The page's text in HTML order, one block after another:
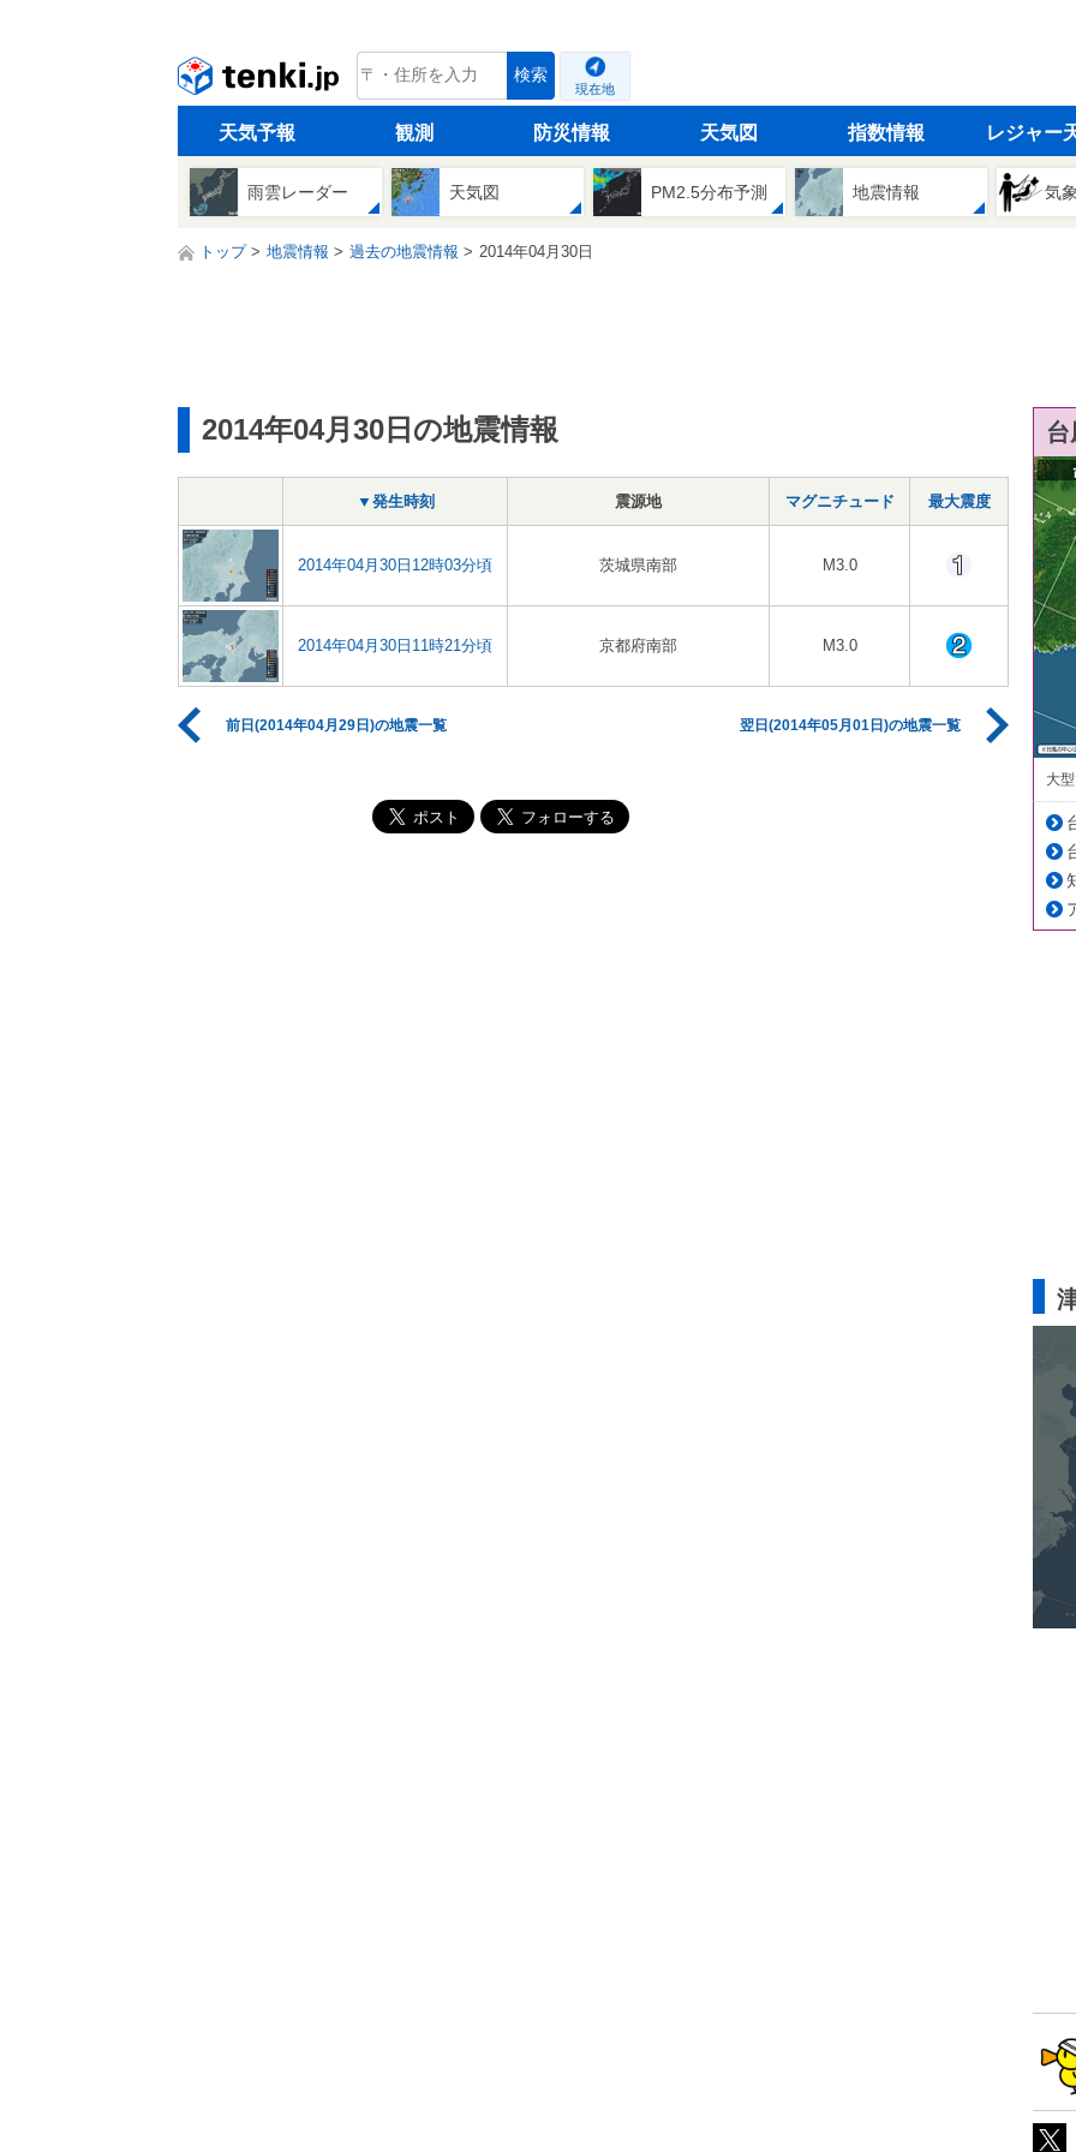
tenki.jp 検索
現在地
天気予報 観測 防災情報 天気図 指数情報 レジャー
雨雲レーダー 天気図 PM2.5分布予測 地震情報 気
トップ 地震情報 過去の地震情報 2014年04月30日
2014年04月30日の地震情報
▼発生時刻 震源地 マグニチュード 最大震度
2014年04月30日12時03分頃 茨城県南部 M3.0
2014年04月30日11時21分頃 京都府南部 M3.0
前日(2014年04月29日)の地震一覧 翌日(2014年05月01日)の地震一覧
大